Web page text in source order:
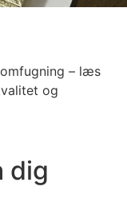
– læs
og
dig